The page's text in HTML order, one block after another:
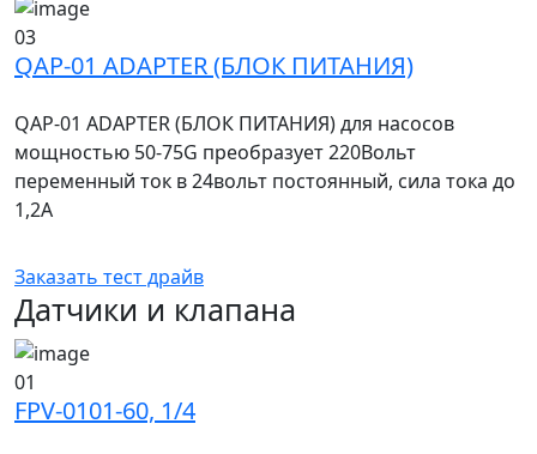
03
QAP-01 ADAPTER (БЛОК ПИТАНИЯ)
QAP-01 ADAPTER (БЛОК ПИТАНИЯ) для насосов
мощностью 50-75G преобразует 220Вольт
переменный ток в 24вольт постоянный, сила тока до
1,2А
Заказать тест драйв
Датчики и клапана
01
FPV-0101-60, 1/4